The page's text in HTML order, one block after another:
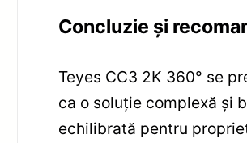
Concluzie și
Teyes CC3 2K 360° se
ca o soluție complexă și
echilibrată pentru